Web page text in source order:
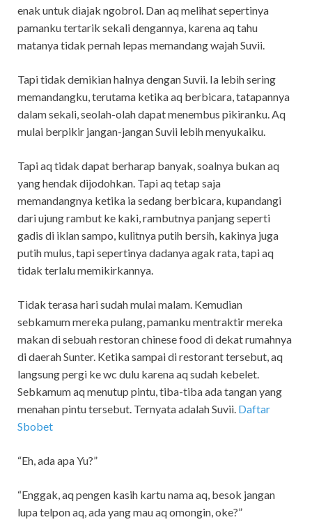
enak untuk diajak ngobrol. Dan aq melihat sepertinya
pamanku tertarik sekali dengannya, karena aq tahu
matanya tidak pernah lepas memandang wajah Suvii.
Tapi tidak demikian halnya dengan Suvii. Ia lebih sering
memandangku, terutama ketika aq berbicara, tatapannya
dalam sekali, seolah-olah dapat menembus pikiranku. Aq
mulai berpikir jangan-jangan Suvii lebih menyukaiku.
Tapi aq tidak dapat berharap banyak, soalnya bukan aq
yang hendak dijodohkan. Tapi aq tetap saja
memandangnya ketika ia sedang berbicara, kupandangi
dari ujung rambut ke kaki, rambutnya panjang seperti
gadis di iklan sampo, kulitnya putih bersih, kakinya juga
putih mulus, tapi sepertinya dadanya agak rata, tapi aq
tidak terlalu memikirkannya.
Tidak terasa hari sudah mulai malam. Kemudian
sebkamum mereka pulang, pamanku mentraktir mereka
makan di sebuah restoran chinese food di dekat rumahnya
di daerah Sunter. Ketika sampai di restorant tersebut, aq
langsung pergi ke wc dulu karena aq sudah kebelet.
Sebkamum aq menutup pintu, tiba-tiba ada tangan yang
menahan pintu tersebut. Ternyata adalah Suvii. Daftar
Sbobet
“Eh, ada apa Yu?”
“Enggak, aq pengen kasih kartu nama aq, besok jangan
lupa telpon aq, ada yang mau aq omongin, oke?”